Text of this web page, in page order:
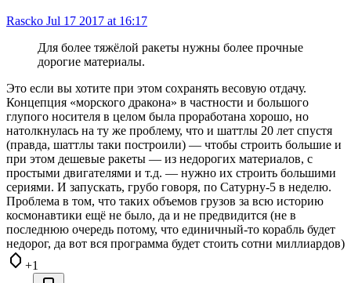
Rascko Jul 17 2017 at 16:17
Для более тяжёлой ракеты нужны более прочные
дорогие материалы.
Это если вы хотите при этом сохранять весовую отдачу.
Концепция «морского дракона» в частности и большого
глупого носителя в целом была проработана хорошо, но
натолкнулась на ту же проблему, что и шаттлы 20 лет спустя
(правда, шаттлы таки построили) — чтобы строить большие и
при этом дешевые ракеты — из недорогих материалов, с
простыми двигателями и т.д. — нужно их строить большими
сериями. И запускать, грубо говоря, по Сатурну-5 в неделю.
Проблема в том, что таких объемов грузов за всю историю
космонавтики ещё не было, да и не предвидится (не в
последнюю очередь потому, что единичный-то корабль будет
недорог, да вот вся программа будет стоить сотни миллиардов)
+1